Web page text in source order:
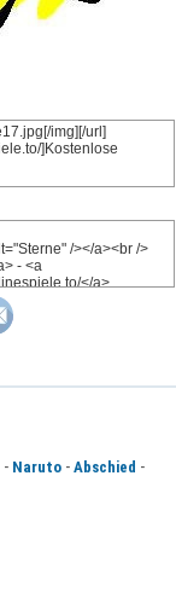
- Naruto- Abschied -